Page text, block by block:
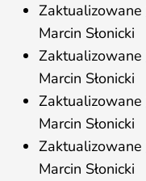
Zaktualizowane
Marcin Słonicki
Zaktualizowane
Marcin Słonicki
Zaktualizowane
Marcin Słonicki
Zaktualizowane
Marcin Słonicki